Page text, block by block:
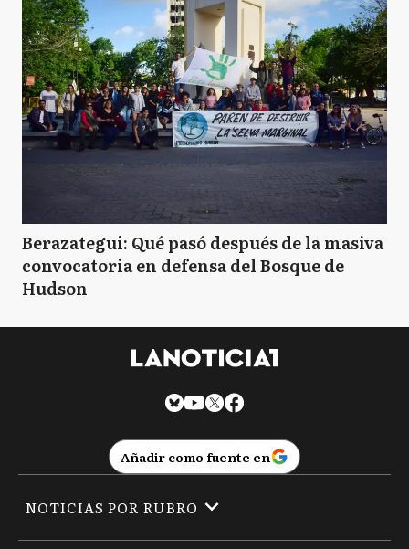
Berazategui: Qué pasó después de la masiva
convocatoria en defensa del Bosque de
Hudson
Añadir como fuente en
NOTICIAS POR RUBRO